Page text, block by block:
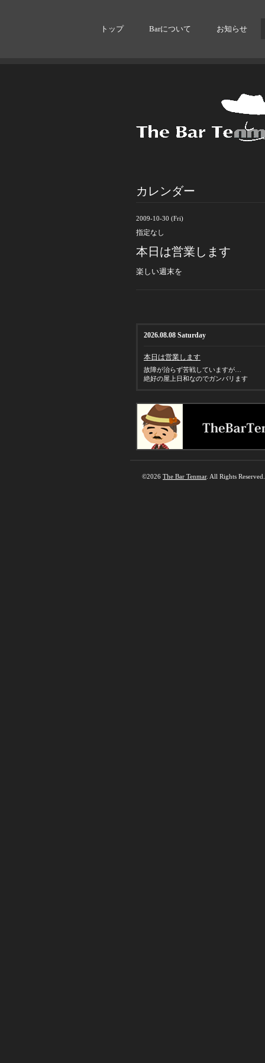
トップ Barについて お知らせ
カレンダー
2009-10-30 (Fri)
指定なし
本日は営業します
楽しい週末を
2026.08.08 Saturday
本日は営業します
故障が治らず苦戦していますが…
絶好の屋上日和なのでガンバリます
©2026 The Bar Tenmar. All Rights Reserved.